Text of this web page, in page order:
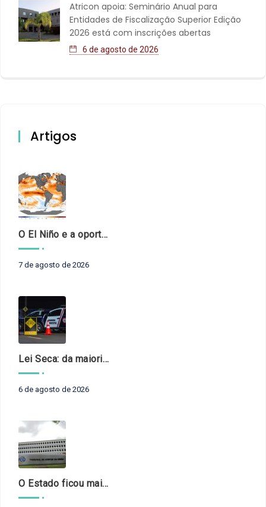
Atricon apoia: Seminário Anual para
Entidades de Fiscalização Superior Edição
2026 está com inscrições abertas
6 de agosto de 2026
Artigos
O El Niño e a oportunidade de fortalecer o controle externo das políticas climáticas
7 de agosto de 2026
Lei Seca: da maioridade à maturidade
6 de agosto de 2026
O Estado ficou mais complexo. O controle precisa acompanhar